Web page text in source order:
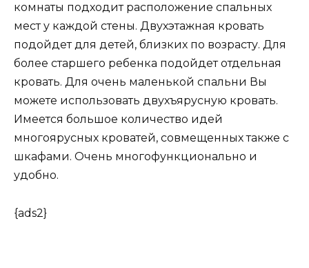
комнаты подходит расположение спальных
мест у каждой стены. Двухэтажная кровать
подойдет для детей, близких по возрасту. Для
более старшего ребенка подойдет отдельная
кровать. Для очень маленькой спальни Вы
можете использовать двухъярусную кровать.
Имеется большое количество идей
многоярусных кроватей, совмещенных также с
шкафами. Очень многофункционально и
удобно.
{ads2}